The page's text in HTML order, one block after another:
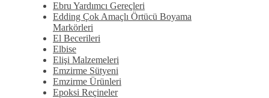
Ebru Yardımcı Gereçleri
Edding Çok Amaçlı Örtücü Boyama
Markörleri
El Becerileri
Elbise
Elişi Malzemeleri
Emzirme Sütyeni
Emzirme Ürünleri
Epoksi Reçineler